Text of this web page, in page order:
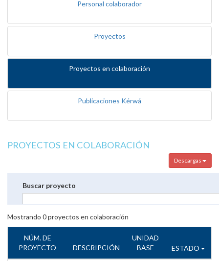
Personal colaborador
Proyectos
Proyectos en colaboración
Publicaciones Kérwá
PROYECTOS EN COLABORACIÓN
Descargas
Buscar proyecto
Mostrando 0proyectos en colaboración
NÚM. DE
PROYECTO
DESCRIPCIÓN
UNIDAD
BASE
ESTADO